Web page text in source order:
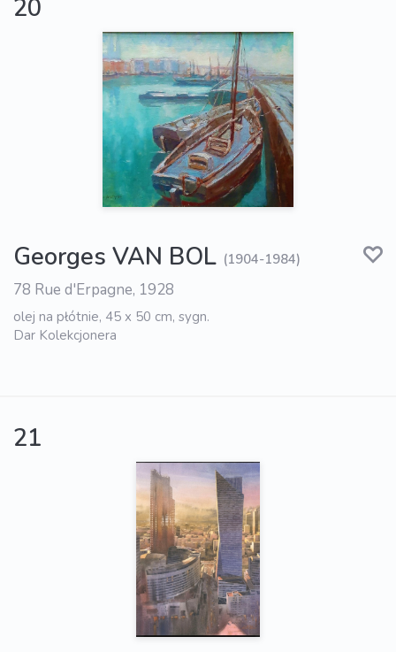
20
Georges VAN BOL (1904-1984)
78 Rue d'Erpagne, 1928
olej na płótnie, 45 x 50 cm, sygn.
Dar Kolekcjonera
21